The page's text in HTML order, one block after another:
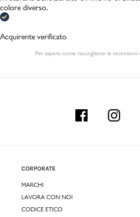
colore diverso.
Acquirente verificato
Per sapere come raccogliamo le recensioni
CORPORATE
MARCHI
LAVORA CON NOI
CODICE ETICO